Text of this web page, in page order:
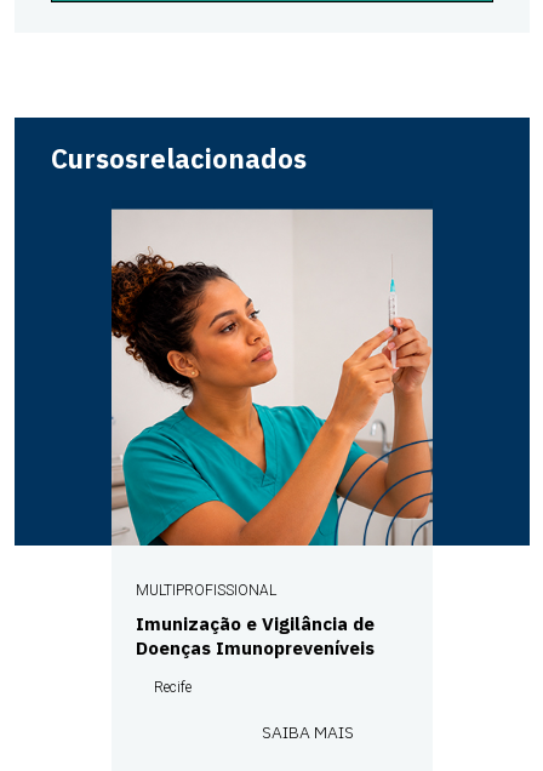
Cursosrelacionados
MULTIPROFISSIONAL
Imunização e Vigilância de
Doenças Imunopreveníveis
Recife
SAIBA MAIS